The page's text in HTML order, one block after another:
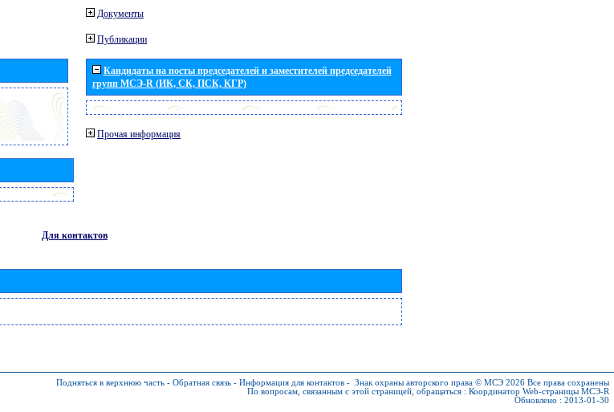
Документы
Публикации
Кандидаты на посты председателей и заместителей председателей
групп МСЭ-R (ИК, СК, ПСК, КГР)
Прочая информация
Для контактов
Подняться в верхнюю часть - Обратная связь - Информация для контактов - Знак охраны авторского права © МСЭ 2026 Все права сохранены
По вопросам, связанным с этой страницей, обращаться : Координатор Web-страницы МСЭ-R
Обновлено : 2013-01-30